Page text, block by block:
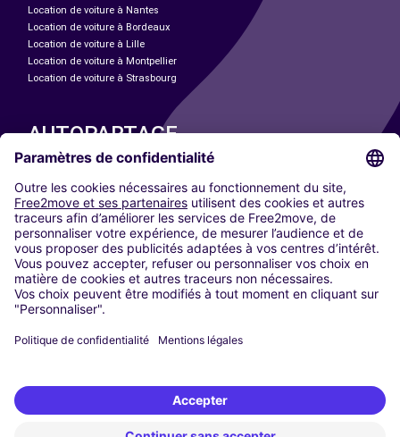
Location de voiture à Nantes
Location de voiture à Bordeaux
Location de voiture à Lille
Location de voiture à Montpellier
Location de voiture à Strasbourg
AUTOPARTAGE
Paris
Madrid
Washington DC
Milan
Rome
Turin
Vienne
Berlin
Düsseldorf